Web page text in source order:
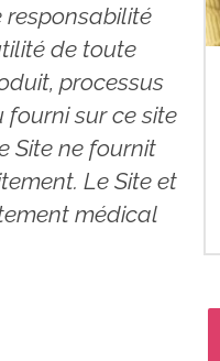
responsabilité
de toute
processus
fourni sur ce site
Site ne fournit
Le Site et
médical